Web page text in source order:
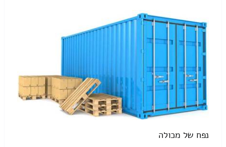
נפח של מכולה